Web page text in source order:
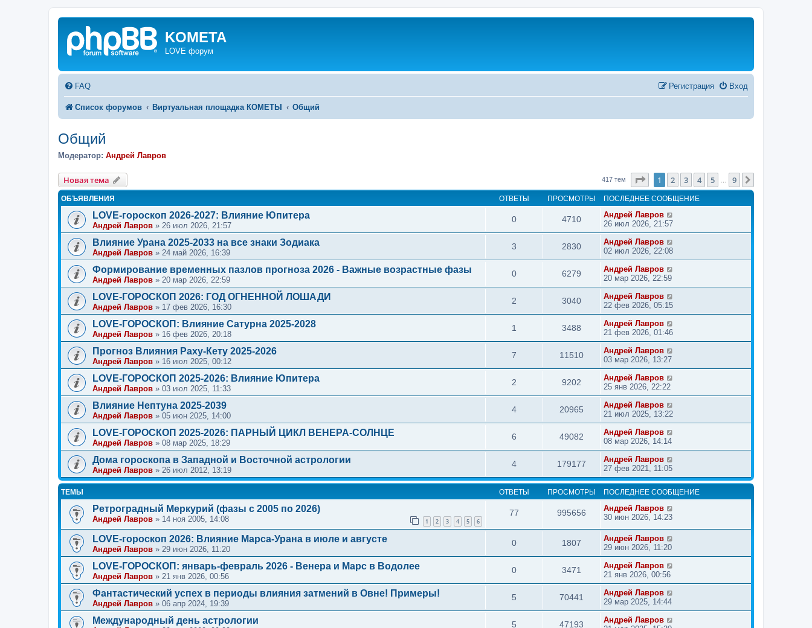
KOMETA
LOVE форум
FAQ Вход
Регистрация
Список форумов Виртуальная площадка КОМЕТЫ Общий
Общий
Модератор: Андрей Лавров
Новая тема 417 тем Страница1 из
1 2 3 4 5 9
ОБЪЯВЛЕНИЯ ОТВЕТЫ ПРОСМОТРЫ ПОСЛЕДНЕЕ СООБЩЕНИЕ
LOVE-гороскоп 2026-2027: Влияние Юпитера
Андрей Лавров » 26 июл 2026, 21:57
0 4710
Андрей Лавров
26 июл 2026, 21:57
Влияние Урана 2025-2033 на все знаки Зодиака
Андрей Лавров » 24 май 2026, 16:39
3 2830
Андрей Лавров
02 июл 2026, 22:08
Формирование временных пазлов прогноза 2026 - Важные возрастные фазы
Андрей Лавров » 20 мар 2026, 22:59
0 6279
Андрей Лавров
20 мар 2026, 22:59
LOVE-ГОРОСКОП 2026: ГОД ОГНЕННОЙ ЛОШАДИ
Андрей Лавров » 17 фев 2026, 16:30
2 3040
Андрей Лавров
22 фев 2026, 05:15
LOVE-ГОРОСКОП: Влияние Сатурна 2025-2028
Андрей Лавров » 16 фев 2026, 20:18
1 3488
Андрей Лавров
21 фев 2026, 01:46
Прогноз Влияния Раху-Кету 2025-2026
Андрей Лавров » 16 июл 2025, 00:12
7 11510
Андрей Лавров
03 мар 2026, 13:27
LOVE-ГОРОСКОП 2025-2026: Влияние Юпитера
Андрей Лавров » 03 июл 2025, 11:33
2 9202
Андрей Лавров
25 янв 2026, 22:22
Влияние Нептуна 2025-2039
Андрей Лавров » 05 июн 2025, 14:00
4 20965
Андрей Лавров
21 июл 2025, 13:22
LOVE-ГОРОСКОП 2025-2026: ПАРНЫЙ ЦИКЛ ВЕНЕРА-СОЛНЦЕ
Андрей Лавров » 08 мар 2025, 18:29
6 49082
Андрей Лавров
08 мар 2026, 14:14
Дома гороскопа в Западной и Восточной астрологии
Андрей Лавров » 26 июл 2012, 13:19
4 179177
Андрей Лавров
27 фев 2021, 11:05
ТЕМЫ ОТВЕТЫ ПРОСМОТРЫ ПОСЛЕДНЕЕ СООБЩЕНИЕ
Ретроградный Меркурий (фазы с 2005 по 2026)
Андрей Лавров » 14 ноя 2005, 14:08 1 2 3 4 5 6
77 995656
Андрей Лавров
30 июн 2026, 14:23
LOVE-гороскоп 2026: Влияние Марса-Урана в июле и августе
Андрей Лавров » 29 июн 2026, 11:20
0 1807
Андрей Лавров
29 июн 2026, 11:20
LOVE-ГОРОСКОП: январь-февраль 2026 - Венера и Марс в Водолее
Андрей Лавров » 21 янв 2026, 00:56
0 3471
Андрей Лавров
21 янв 2026, 00:56
Фантастический успех в периоды влияния затмений в Овне! Примеры!
Андрей Лавров » 06 апр 2024, 19:39
5 70441
Андрей Лавров
29 мар 2025, 14:44
Международный день астрологии 5 47193
Андрей Лавров